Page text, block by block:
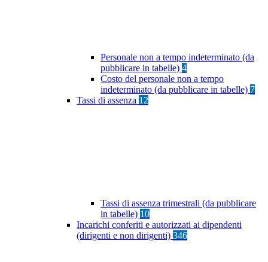
Personale non a tempo indeterminato (da
pubblicare in tabelle) 4
Costo del personale non a tempo
indeterminato (da pubblicare in tabelle) 7
Tassi di assenza 12
Tassi di assenza trimestrali (da pubblicare
in tabelle) 10
Incarichi conferiti e autorizzati ai dipendenti
(dirigenti e non dirigenti) 346